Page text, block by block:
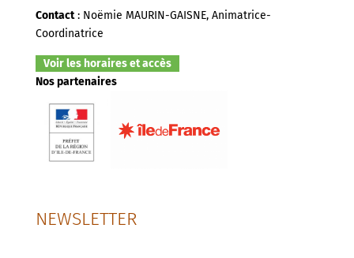
Contact: Noëmie MAURIN-GAISNE, Animatrice-
Coordinatrice
Voir les horaires et accès
Nos partenaires
NEWSLETTER